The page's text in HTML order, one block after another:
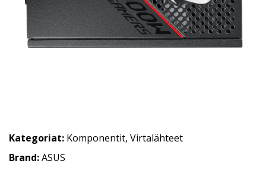
Kategoriat: Komponentit, Virtalähteet
Brand:ASUS